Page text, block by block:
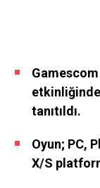
tanıtıldı.
Oyun; PC,
X/S